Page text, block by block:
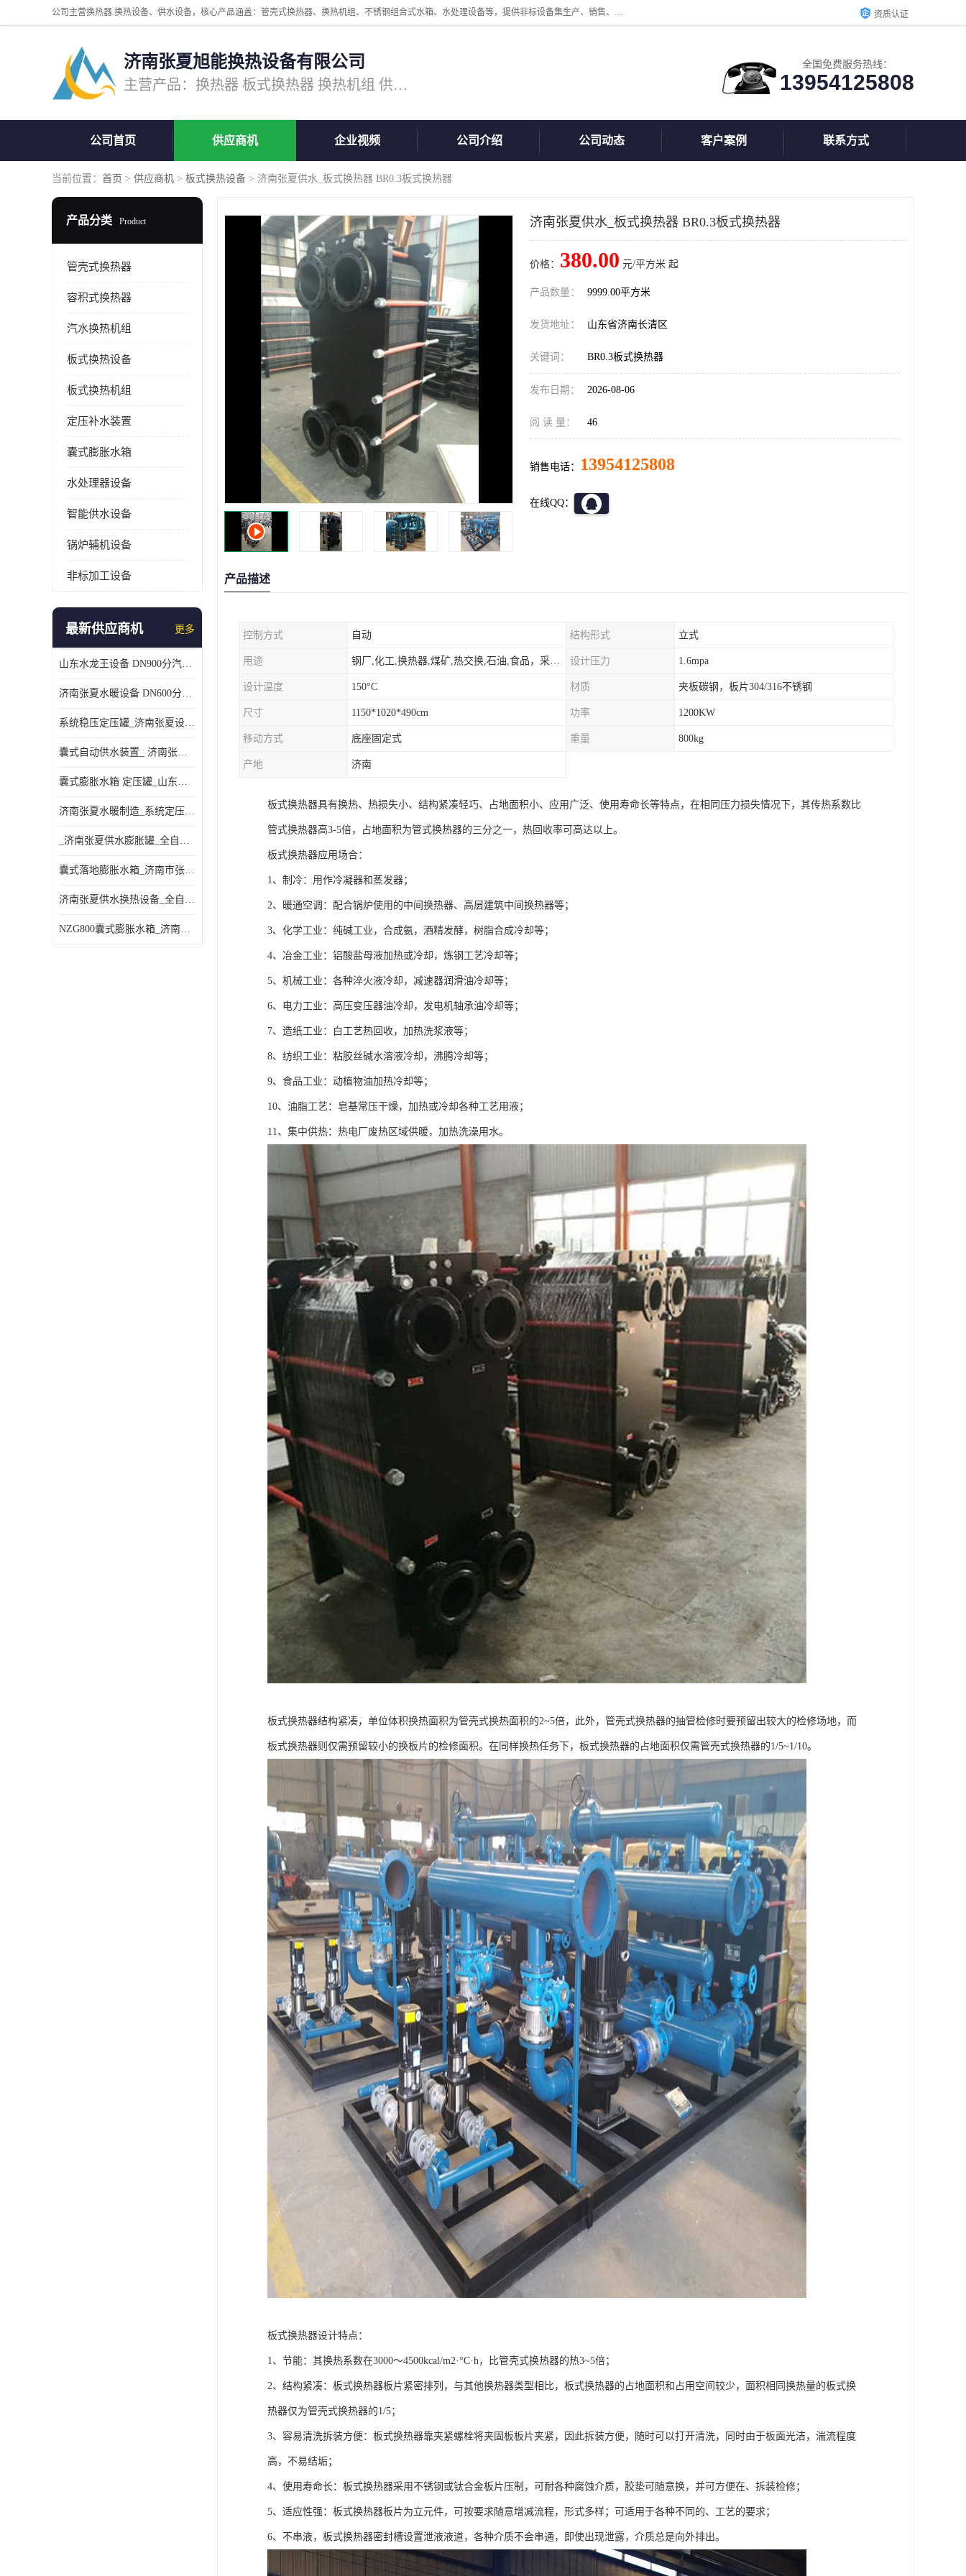
公司主营换热器.换热设备、供水设备，核心产品涵盖：管壳式换热器、换热机组、不锈钢组合式水箱、水处理设备等，提供非标设备集生产、销售、安装一体化服务，可满足全国酒店、学校、医院、商业综合体、工业项目等多场景换热与供水需求。 资质认证
济南张夏旭能换热设备有限公司
主营产品：换热器 板式换热器 换热机组 供水设备 水处理设备
全国免费服务热线：
13954125808
公司首页 供应商机 企业视频 公司介绍 公司动态 客户案例 联系方式
当前位置： 首页 > 供应商机 > 板式换热设备 > 济南张夏供水_板式换热器 BR0.3板式换热器
产品分类 Product
管壳式换热器
容积式换热器
汽水换热机组
板式换热设备
板式换热机组
定压补水装置
囊式膨胀水箱
水处理器设备
智能供水设备
锅炉辅机设备
非标加工设备
最新供应商机 更多
山东水龙王设备 DN900分汽缸 分集水器
济南张夏水暖设备 DN600分汽缸 分集水器
系统稳压定压罐_济南张夏设备厂家_采暖空调系统
囊式自动供水装置_ 济南张夏水暖设备
囊式膨胀水箱 定压罐_山东水龙王设备销售
济南张夏水暖制造_系统定压装置 定压罐
_济南张夏供水膨胀罐_全自动定压排气机组
囊式落地膨胀水箱_济南市张夏水暖器材厂
济南张夏供水换热设备_全自动定压脱气装置
NZG800囊式膨胀水箱_济南张夏设备制造
济南张夏供水_板式换热器 BR0.3板式换热器
价格： 380.00 元/平方米 起
产品数量： 9999.00平方米
发货地址： 山东省济南长清区
关键词： BR0.3板式换热器
发布日期： 2026-08-06
阅 读 量： 46
销售电话： 13954125808
在线QQ：
产品描述
控制方式 自动 结构形式 立式
用途 钢厂,化工,换热器,煤矿,热交换,石油,食品，采暖.供热.空调。 设计压力 1.6mpa
设计温度 150°C 材质 夹板碳钢，板片304/316不锈钢
尺寸 1150*1020*490cm 功率 1200KW
移动方式 底座固定式 重量 800kg
产地 济南
板式换热器具有换热、热损失小、结构紧凑轻巧、占地面积小、应用广泛、使用寿命长等特点，在相同压力损失情况下，其传热系数比
管式换热器高3-5倍，占地面积为管式换热器的三分之一，热回收率可高达以上。
板式换热器应用场合：
1、制冷：用作冷凝器和蒸发器；
2、暖通空调：配合锅炉使用的中间换热器、高层建筑中间换热器等；
3、化学工业：纯碱工业，合成氨，酒精发酵，树脂合成冷却等；
4、冶金工业：铝酸盐母液加热或冷却，炼钢工艺冷却等；
5、机械工业：各种淬火液冷却，减速器润滑油冷却等；
6、电力工业：高压变压器油冷却，发电机轴承油冷却等；
7、造纸工业：白工艺热回收，加热洗浆液等；
8、纺织工业：粘胶丝碱水溶液冷却，沸腾冷却等；
9、食品工业：动植物油加热冷却等；
10、油脂工艺：皂基常压干燥，加热或冷却各种工艺用液；
11、集中供热：热电厂废热区域供暖，加热洗澡用水。
板式换热器结构紧凑，单位体积换热面积为管壳式换热面积的2~5倍，此外，管壳式换热器的抽管检修时要预留出较大的检修场地，而
板式换热器则仅需预留较小的换板片的检修面积。在同样换热任务下，板式换热器的占地面积仅需管壳式换热器的1/5~1/10。
板式换热器设计特点：
1、节能：其换热系数在3000～4500kcal/m2·°C·h，比管壳式换热器的热3~5倍；
2、结构紧凑：板式换热器板片紧密排列，与其他换热器类型相比，板式换热器的占地面积和占用空间较少，面积相同换热量的板式换
热器仅为管壳式换热器的1/5；
3、容易清洗拆装方便：板式换热器靠夹紧螺栓将夹固板板片夹紧，因此拆装方便，随时可以打开清洗，同时由于板面光洁，湍流程度
高，不易结垢；
4、使用寿命长：板式换热器采用不锈钢或钛合金板片压制，可耐各种腐蚀介质，胶垫可随意换，并可方便在、拆装检修；
5、适应性强：板式换热器板片为立元件，可按要求随意增减流程，形式多样；可适用于各种不同的、工艺的要求；
6、不串液，板式换热器密封槽设置泄液液道，各种介质不会串通，即使出现泄露，介质总是向外排出。